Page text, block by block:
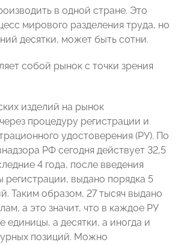
в одной стране. Это
мирового разделения труда, но
десятки, может быть сотни.
собой рынок с точки зрения
изделий на рынок
процедуру регистрации и
удостоверения (РУ). По
РФ сегодня действует 32,5
4 года, после введения
регистрации, выдано порядка 5
Таким образом, 27 тысяч выдано
а это значит, что в каждое РУ
единицы, а десятки, а иногда и
позиций. Можно